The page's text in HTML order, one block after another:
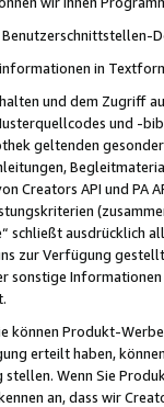
in
und dem Zugriff
und
geltenden
Creators API und PA
ausdrücklich
zur Verfügung
sonstige
Produkt-
erteilt haben,
stellen. Wenn Sie
an, dass wir